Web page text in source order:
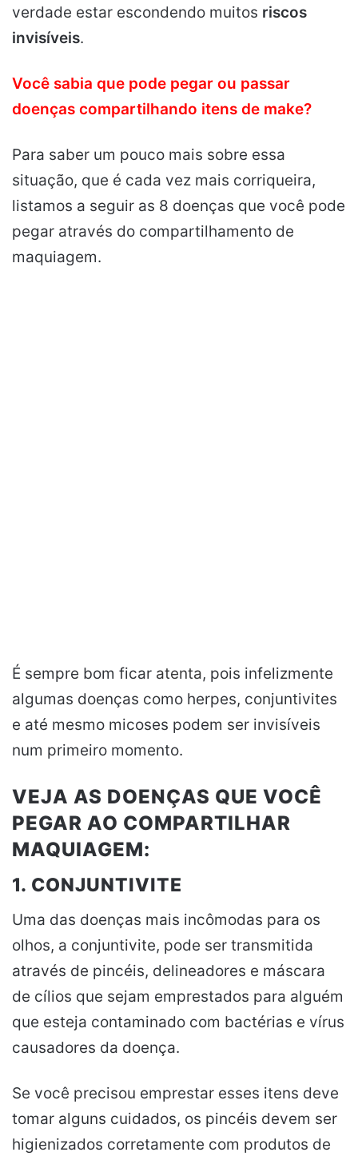
verdade estar escondendo muitos riscos
invisíveis.
Você sabia que pode pegar ou passar
doenças compartilhando itens de make?
Para saber um pouco mais sobre essa
situação, que é cada vez mais corriqueira,
listamos a seguir as 8 doenças que você pode
pegar através do compartilhamento de
maquiagem.
É sempre bom ficar atenta, pois infelizmente
algumas doenças como herpes, conjuntivites
e até mesmo micoses podem ser invisíveis
num primeiro momento.
VEJA AS DOENÇAS QUE VOCÊ
PEGAR AO COMPARTILHAR
MAQUIAGEM:
1. CONJUNTIVITE
Uma das doenças mais incômodas para os
olhos, a conjuntivite, pode ser transmitida
através de pincéis, delineadores e máscara
de cílios que sejam emprestados para alguém
que esteja contaminado com bactérias e vírus
causadores da doença.
Se você precisou emprestar esses itens deve
tomar alguns cuidados, os pincéis devem ser
higienizados corretamente com produtos de